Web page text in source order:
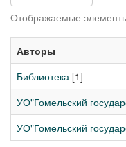
Отображаемые
Авторы
Библиотека [1]
УО"Гомельский
УО"Гомельский